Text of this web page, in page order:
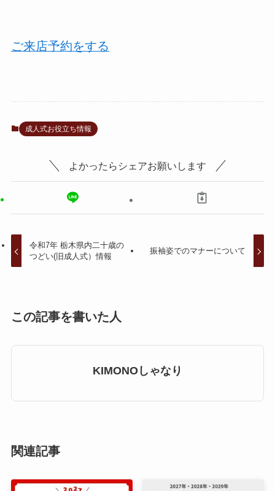
ご来店予約をする
成人式お役立ち情報
よかったらシェアお願いします
令和7年 栃木県内二十歳の
つどい(旧成人式）情報
振袖姿でのマナーについて
この記事を書いた人
KIMONOしゃなり
関連記事